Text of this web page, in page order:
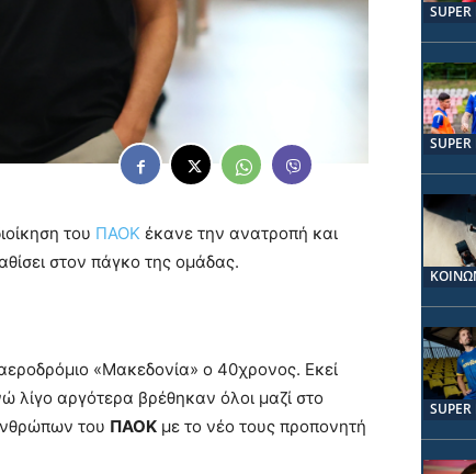
του ΠΑΟΚ έκανε την ανατροπή και
στον πάγκο της ομάδας.
«Μακεδονία» ο 40χρονος. Εκεί
λίγο αργότερα βρέθηκαν όλοι μαζί στο
του ΠΑΟΚ με το νέο τους προπονητή
SUPER
SUPER
SUPER